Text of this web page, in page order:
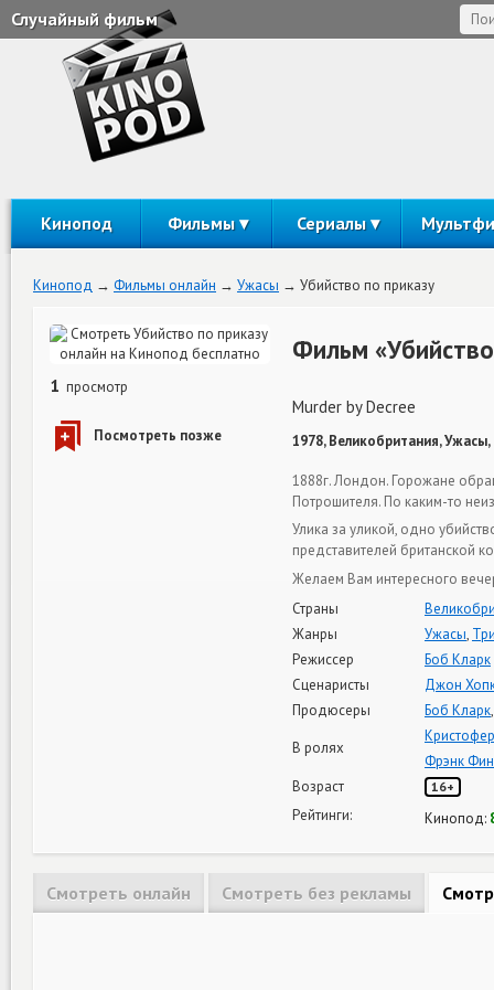
Случайный фильм
Кинопод Фильмы Сериалы
Кинопод Фильмы онлайн Ужасы Убийство по приказу
1 просмотр
Фильм
Murder by Decree
1978, Великобритания, Ужасы,
1888г. Лондон. Горожане
Потрошителя. По каким-то
Улика за уликой, одно
представителей британской
Желаем Вам интересного
Страны
Жанры
Ужасы,
Режиссер
Боб Кларк
Сценаристы
Джон
Продюсеры
Боб Кларк
В ролях
Фрэнк
Возраст
16+
Рейтинги: Кинопод:
Смотреть онлайн Смотреть без рекламы